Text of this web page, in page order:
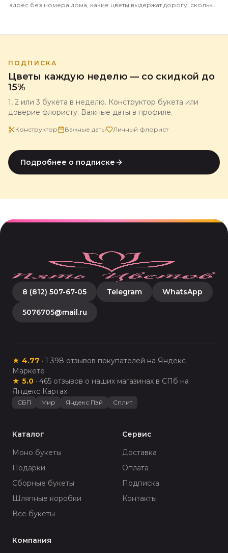
адрес без номера дома, какие цветы выдержат дорогу, сколько
ПОДПИСКА
Цветы каждую неделю — со скидкой до
15%
1, 2 или 3 букета в неделю. Конструктор букета или
доверие флористу. Важные даты в профиле.
Конструктор Важные даты Личный флорист
Подробнее о подписке
8 (812) 507-67-05 Telegram WhatsApp
5076705@mail.ru
★ 4.77 · 1 398 отзывов покупателей на Яндекс
Маркете
★ 5.0 · 465 отзывов о наших магазинах в СПб на
Яндекс Картах
СБП Мир Яндекс Пэй Сплит
Каталог
Моно букеты
Подарки
Сборные букеты
Шляпные коробки
Все букеты
Сервис
Доставка
Оплата
Подписка
Контакты
Компания